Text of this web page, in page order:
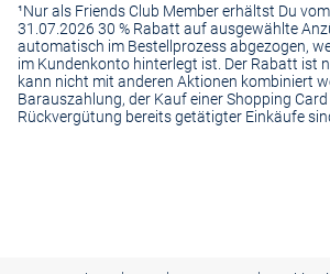
¹Nur als Friends Club Member erhältst Du
31.07.2026 30 % Rabatt auf ausgewählte
automatisch im Bestellprozess abgezogen,
im Kundenkonto hinterlegt ist. Der Rabatt ist
kann nicht mit anderen Aktionen kombiniert
Barauszahlung, der Kauf einer Shopping
Rückvergütung bereits getätigter Einkäufe